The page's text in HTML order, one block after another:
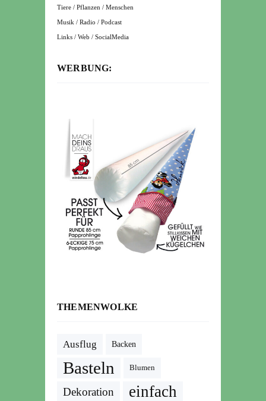
Tiere / Pflanzen / Menschen
Musik / Radio / Podcast
Links / Web / SocialMedia
WERBUNG:
THEMENWOLKE
Ausflug Backen
Basteln Blumen
Dekoration einfach